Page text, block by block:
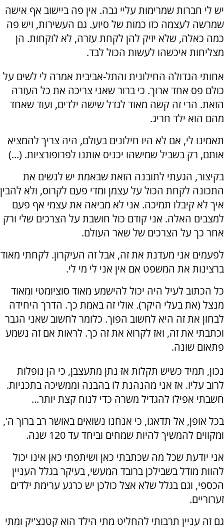
יש לי חברות שמרימות עליי גבה. אין פה ביישוב אף אישה
שמרשה לעצמה כזו כמות של סיוע. גם העשירות, ויש פה
כמה כאלה, שלא יזיק להן לקחת עזרה, לא לוקחות. הן
מצליחות איכשהו לעשות הכול לבד.
אחותי הגדולה החילונית והתל-אביבית אמרה לי לשים על
כולם פס אחד ארוך. כי ברור שאני צריכה את כל העזרה
הזאת. הרי זה קשה מאוד לגדל שישה ילדים, ועוד שאחד
מהם הוא ילד חריג.
תאמינו לי, אם לא היו חילונים בעולם, היה צריך להמציא
אותם, רק בשביל שמישהו יכניס אותנו לפרופורציות. (...)
בקיצור, הגעתי לתובנה הזאת שבאמת יש לנשים את
התכונה לקחת הכול על עצמן ומדי פעם לקרוס, ולא להבין
איך לא קיבלו תמיכה. אני לא מביאה את עצמי אף פעם
למצבים האלה. אני קודם כול חושבת על הצרכים שלי ורק
אחר כך על הצרכים של שאר העולם.
לפעמים אני מעדנת את זה, אבל זה העיקרון. לקחתי מאוד
ברצינות את המשפט אם אין אני לי מי לי.
כל הכתוב לעיל היה יכול להישמע מאוד סוציומטי ומאוד
מנצל (את בעלי היקר). אולי זה באמת כך. הדרך היחידה
לבחון את זה היא לחשוב הפוך. כלומר לחשוב שאני הגבר
וכתבתי את זה, ואז לקרוא את זה כך. לראות אם זה נשמע
פתאום שונה.
נכון, תמיד כשיש תקלות אז נתן מתעצבן, כי הן נופלות
לרוב עליו. אז אני מהנהנת לו בהבנה וממשיכה בתכניות.
חשבתי אפילו להגדיל משרה כדי לנוח קצת יותר...
בכל אופן, אל תדאגו, כי אנחנו נשואים באושר רב ברוך ה',
ומקווים להמשיך להיות שמחים וביחד עד 120 שנה.
אני יודעת שכל מה שכתבתי כאן ושיתפתי כאן אינו יכול
להוות מודל בשבילכן ברובד המעשי, בעיקר בגלל העניין
הכספי, וגם בגלל שלא אצל כולכן יש כרגע ערימת ילדים
זערוריים.
גם זה עניין תרבותי להחליט מתי הילד הוא קטנצ'יק ומתי